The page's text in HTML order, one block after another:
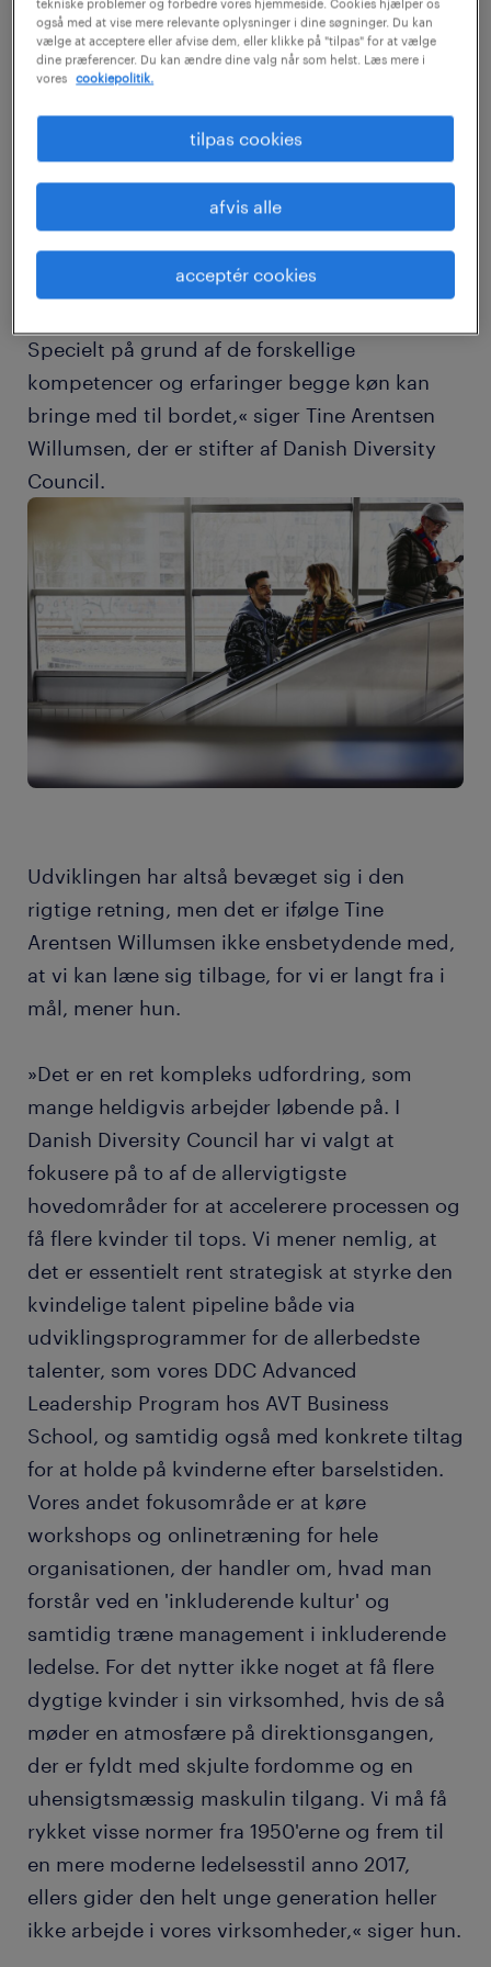
kvinderne”, så de blev mere som mænd og
dermed lettere kunne inkluderes i de
allerøverste ledelseslag. De seneste år er den
økonomiske fordel ved mangfoldighed og
mere kønsdiversitet på ledelsesgangene
blevet dokumenteret på mange måder af
blandt andre McKinsey, IMF og Bloomberg.
Og det er nu blevet essentielt for alle
virksomheder med respekt for sig selv at gå
Specielt på grund af de forskellige
kompetencer og erfaringer begge køn kan
bringe med til bordet,« siger Tine Arentsen
Willumsen, der er stifter af Danish Diversity
Council.
Udviklingen har altså bevæget sig i den
rigtige retning, men det er ifølge Tine
Arentsen Willumsen ikke ensbetydende med,
at vi kan læne sig tilbage, for vi er langt fra i
mål, mener hun.
»Det er en ret kompleks udfordring, som
mange heldigvis arbejder løbende på. I
Danish Diversity Council har vi valgt at
fokusere på to af de allervigtigste
hovedområder for at accelerere processen og
få flere kvinder til tops. Vi mener nemlig, at
det er essentielt rent strategisk at styrke den
kvindelige talent pipeline både via
udviklingsprogrammer for de allerbedste
talenter, som vores DDC Advanced
Leadership Program hos AVT Business
School, og samtidig også med konkrete tiltag
for at holde på kvinderne efter barselstiden.
Vores andet fokusområde er at køre
workshops og onlinetræning for hele
organisationen, der handler om, hvad man
forstår ved en 'inkluderende kultur' og
samtidig træne management i inkluderende
ledelse. For det nytter ikke noget at få flere
dygtige kvinder i sin virksomhed, hvis de så
møder en atmosfære på direktionsgangen,
der er fyldt med skjulte fordomme og en
uhensigtsmæssig maskulin tilgang. Vi må få
rykket visse normer fra 1950'erne og frem til
en mere moderne ledelsesstil anno 2017,
ellers gider den helt unge generation heller
ikke arbejde i vores virksomheder,« siger hun.
tekniske problemer og forbedre vores hjemmeside. Cookies hjælper os
også med at vise mere relevante oplysninger i dine søgninger. Du kan
vælge at acceptere eller afvise dem, eller klikke på "tilpas" for at vælge
dine præferencer. Du kan ændre dine valg når som helst. Læs mere i
vores
cookiepolitik.
tilpas cookies
afvis alle
acceptér cookies